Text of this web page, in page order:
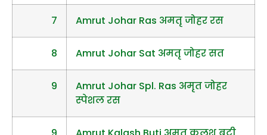
7 Amrut Johar Ras अमतृ जोहर रस
8 Amrut Johar Sat अमतृ जोहर सत
9
Amrut Johar Spl. Ras अमृत जोहर
स्पेशल रस